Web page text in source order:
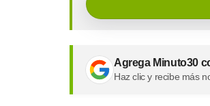
Agrega Minuto30
Haz clic y recibe más